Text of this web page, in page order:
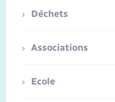
Déchets
Associations
Ecole